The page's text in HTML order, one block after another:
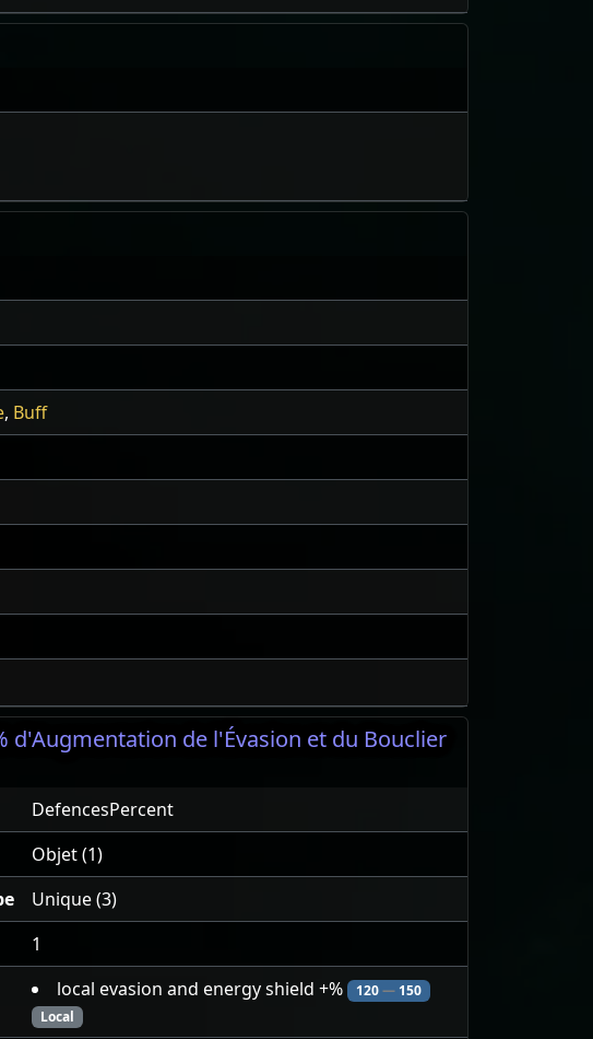
, Buff
d'Augmentation de l'Évasion et du Bouclier
DefencesPercent
Objet (1)
Unique (3)
1
local evasion and energy shield +% 120—150
Local